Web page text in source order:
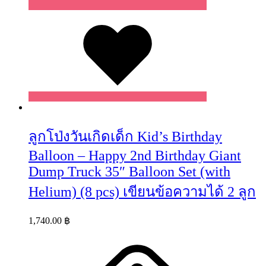
ลูกโป่งวันเกิดเด็ก Kid’s Birthday
Balloon – Happy 2nd Birthday Giant
Dump Truck 35″ Balloon Set (with
Helium) (8 pcs) เขียนข้อความได้ 2 ลูก
1,740.00 ฿